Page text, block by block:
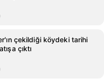
çekildiği köydeki tarihi
çıktı